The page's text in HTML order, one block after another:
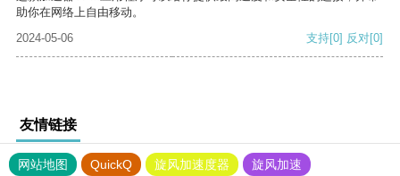
助你在网络上自由移动。
2024-05-06
支持[0] 反对[0]
友情链接
网站地图 QuickQ 旋风加速度器
旋风加速